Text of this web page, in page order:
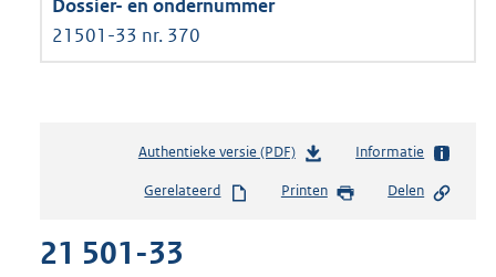
21501-33 nr. 370
Authentieke versie (PDF)b
s
Informatie
Gerelateerd Printen Delen
21 501-33